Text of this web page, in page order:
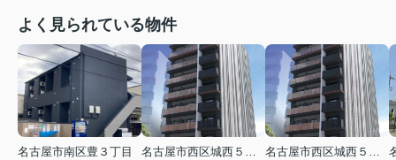
よく見られている物件
名古屋市南区豊３丁目